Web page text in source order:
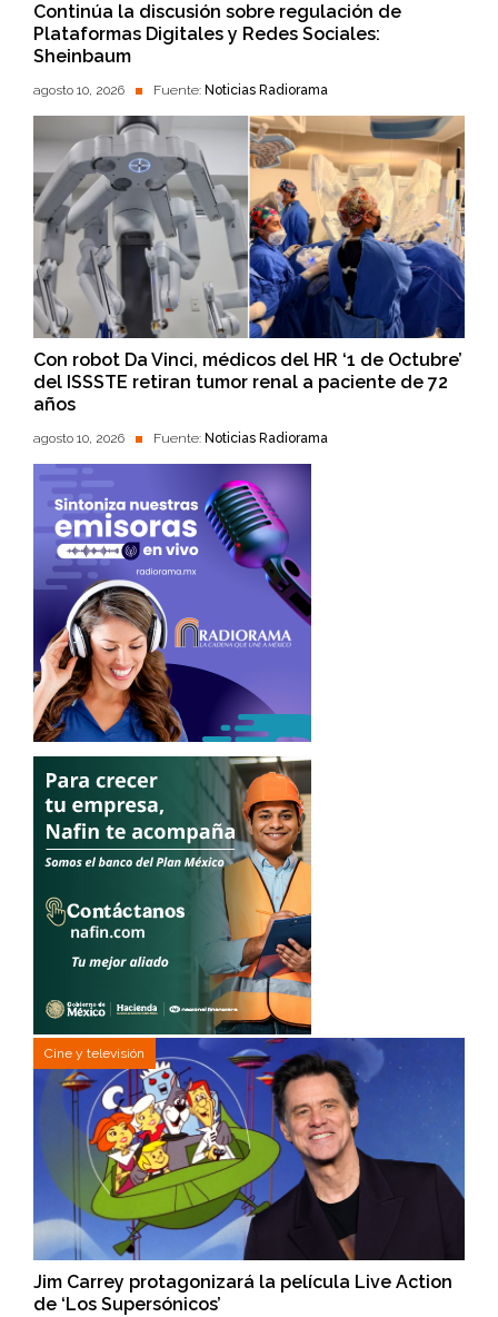
Continúa la discusión sobre regulación de
Plataformas Digitales y Redes Sociales:
Sheinbaum
agosto 10, 2026 Fuente: Noticias Radiorama
Con robot Da Vinci, médicos del HR ‘1 de Octubre’
del ISSSTE retiran tumor renal a paciente de 72
años
agosto 10, 2026 Fuente: Noticias Radiorama
Cine y televisión
Jim Carrey protagonizará la película Live Action
de ‘Los Supersónicos’